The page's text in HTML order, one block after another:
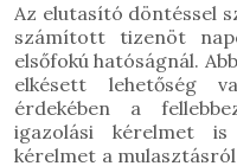
Az elutasító döntéssel
számított tizenöt
elsőfokú hatóságnál.
elkésett lehetőség
érdekében a
igazolási kérelmet
kérelmet a